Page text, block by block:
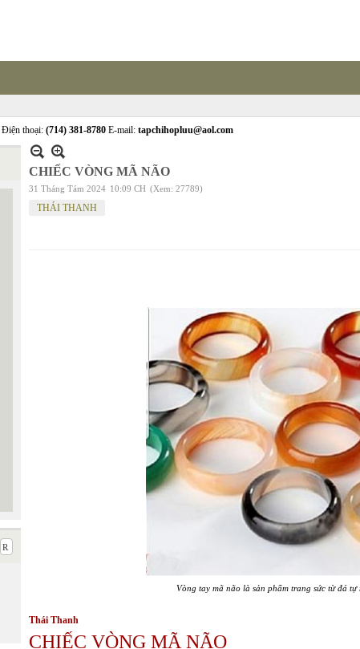
Điện thoại: (714) 381-8780 E-mail: tapchihopluu@aol.com
CHIẾC VÒNG MÃ NÃO
31 Tháng Tám 2024 10:09 CH (Xem: 27789)
THÁI THANH
Vòng tay mã não là sản phẩm trang sức từ đá
Thái Thanh
CHIẾC VÒNG MÃ NÃO